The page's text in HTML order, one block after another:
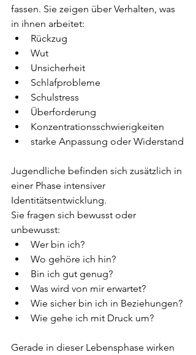
fassen. Sie zeigen über Verhalten, was
in ihnen arbeitet:
Rückzug
Wut
Unsicherheit
Schlafprobleme
Schulstress
Überforderung
Konzentrationsschwierigkeiten
starke Anpassung oder Widerstand
Jugendliche befinden sich zusätzlich in
einer Phase intensiver
Identitätsentwicklung.
Sie fragen sich bewusst oder
unbewusst:
Wer bin ich?
Wo gehöre ich hin?
Bin ich gut genug?
Was wird von mir erwartet?
Wie sicher bin ich in Beziehungen?
Wie gehe ich mit Druck um?
Gerade in dieser Lebensphase wirken